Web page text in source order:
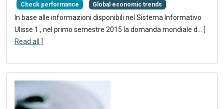
Check performance Global economic trends
In base alle informazioni disponibili nel Sistema Informativo
Ulisse 1 , nel primo semestre 2015 la domanda mondiale d...
[
Read all ]